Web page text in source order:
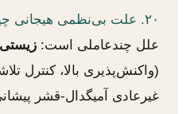
۲۰. علت بی‌نظمی هیجانی چیست؟
علل چندعاملی است: زیستی
(واکنش‌پذیری بالا، کنترل
غیرعادی آمیگدال-قشر